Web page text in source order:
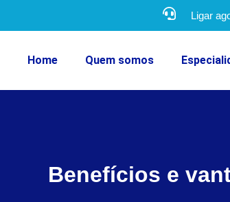
Ligar
Home Quem somos
Benefícios e